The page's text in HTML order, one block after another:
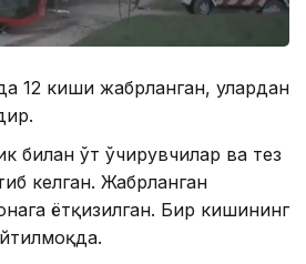
12 киши жабрланган, улардан
билан ўт ўчирувчилар ва тез
келган. Жабрланган
ётқизилган. Бир кишининг